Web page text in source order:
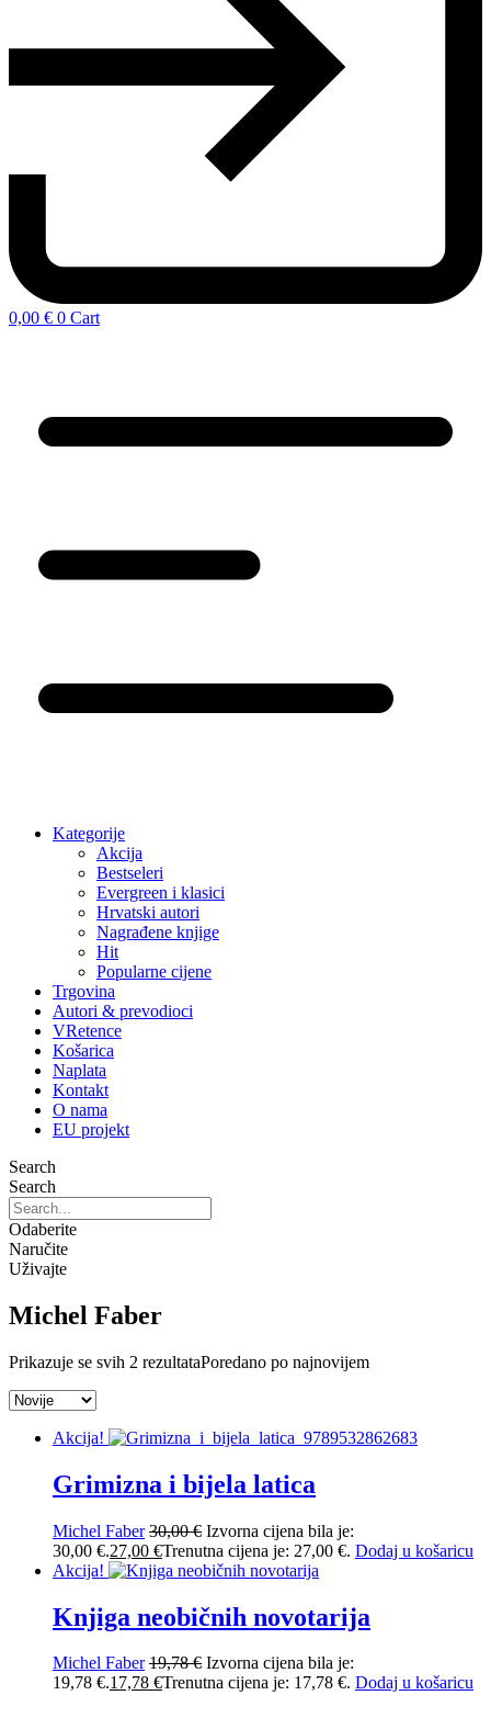
0,00 € 0 Cart
Kategorije
Akcija
Bestseleri
Evergreen i klasici
Hrvatski autori
Nagrađene knjige
Hit
Popularne cijene
Trgovina
Autori & prevodioci
VRetence
Košarica
Naplata
Kontakt
O nama
EU projekt
Search
Search
Odaberite
Naručite
Uživajte
Michel Faber
Prikazuje se svih 2 rezultataPoredano po najnovijem
Akcija!
Grimizna i bijela latica
Michel Faber 30,00€ Izvorna cijena bila je:
30,00 €.27,00 €Trenutna cijena je: 27,00 €. Dodaj u košaricu
Akcija!
Knjiga neobičnih novotarija
Michel Faber 19,78€ Izvorna cijena bila je:
19,78 €.17,78 €Trenutna cijena je: 17,78 €. Dodaj u košaricu